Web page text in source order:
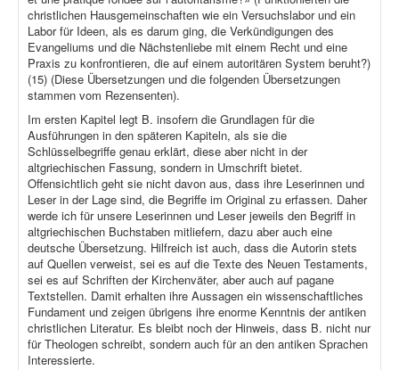
christlichen Hausgemeinschaften wie ein Versuchslabor und ein
Labor für Ideen, als es darum ging, die Verkündigungen des
Evangeliums und die Nächstenliebe mit einem Recht und eine
Praxis zu konfrontieren, die auf einem autoritären System beruht?)
(15) (Diese Übersetzungen und die folgenden Übersetzungen
stammen vom Rezensenten).
Im ersten Kapitel legt B. insofern die Grundlagen für die
Ausführungen in den späteren Kapiteln, als sie die
Schlüsselbegriffe genau erklärt, diese aber nicht in der
altgriechischen Fassung, sondern in Umschrift bietet.
Offensichtlich geht sie nicht davon aus, dass ihre Leserinnen und
Leser in der Lage sind, die Begriffe im Original zu erfassen. Daher
werde ich für unsere Leserinnen und Leser jeweils den Begriff in
altgriechischen Buchstaben mitliefern, dazu aber auch eine
deutsche Übersetzung. Hilfreich ist auch, dass die Autorin stets
auf Quellen verweist, sei es auf die Texte des Neuen Testaments,
sei es auf Schriften der Kirchenväter, aber auch auf pagane
Textstellen. Damit erhalten ihre Aussagen ein wissenschaftliches
Fundament und zeigen übrigens ihre enorme Kenntnis der antiken
christlichen Literatur. Es bleibt noch der Hinweis, dass B. nicht nur
für Theologen schreibt, sondern auch für an den antiken Sprachen
Interessierte.